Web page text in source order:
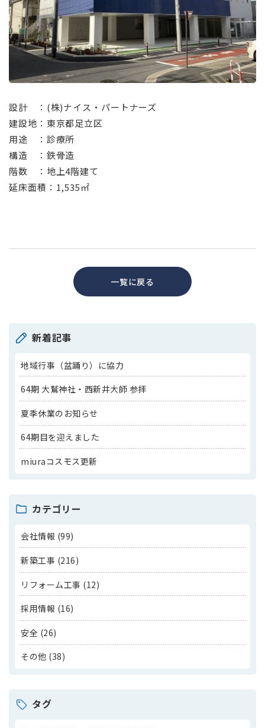
設計 ：(株)ナイス・パートナーズ
建設地：東京都足立区
用途 ：診療所
構造 ：鉄骨造
階数 ：地上4階建て
延床面積：1,535㎡
一覧に戻る
新着記事
地域行事（盆踊り）に協力
64期 大鷲神社・西新井大師 参拝
夏季休業のお知らせ
64期目を迎えました
miuraコスモス更新
カテゴリー
会社情報 (99)
新築工事 (216)
リフォーム工事 (12)
採用情報 (16)
安全 (26)
その他 (38)
タグ